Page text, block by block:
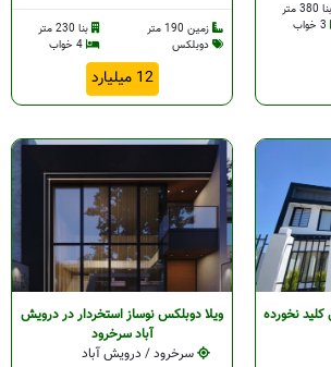
بنا 380 متر
زمین 190 متر
بنا 230 متر
دوبلکس
12 میلیارد
نخورده
ویلا‌ دوبلکس نوساز استخردار در درویش
آباد سرخرود
سرخرود / درویش آباد